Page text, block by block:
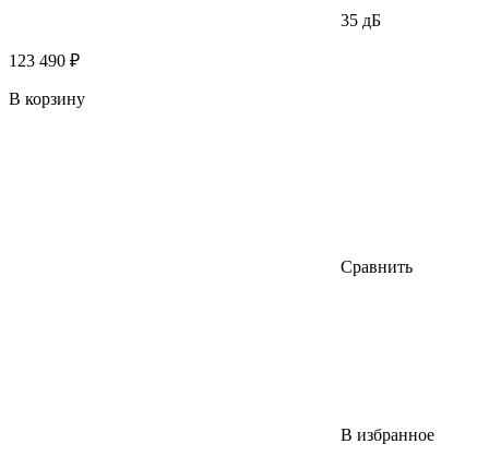
35 дБ
123 490 ₽
В корзину
Сравнить
В избранное